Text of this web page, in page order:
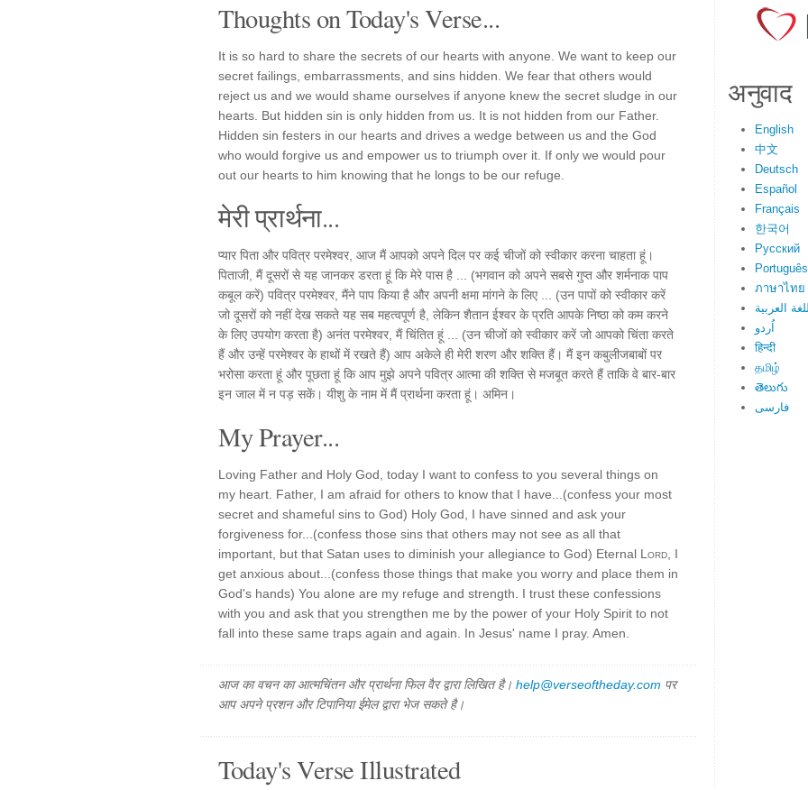
Thoughts on Today's Verse...
It is so hard to share the secrets of our hearts with anyone. We want to keep our
secret failings, embarrassments, and sins hidden. We fear that others would
reject us and we would shame ourselves if anyone knew the secret sludge in our
hearts. But hidden sin is only hidden from us. It is not hidden from our Father.
Hidden sin festers in our hearts and drives a wedge between us and the God
who would forgive us and empower us to triumph over it. If only we would pour
out our hearts to him knowing that he longs to be our refuge.
मेरी प्रार्थना...
प्यार पिता और पवित्र परमेश्वर, आज मैं आपको अपने दिल पर कई चीजों को स्वीकार करना चाहता हूं।
पिताजी, मैं दूसरों से यह जानकर डरता हूं कि मेरे पास है ... (भगवान को अपने सबसे गुप्त और शर्मनाक पाप
कबूल करें) पवित्र परमेश्वर, मैंने पाप किया है और अपनी क्षमा मांगने के लिए ... (उन पापों को स्वीकार करें
जो दूसरों को नहीं देख सकते यह सब महत्वपूर्ण है, लेकिन शैतान ईश्वर के प्रति आपके निष्ठा को कम करने
के लिए उपयोग करता है) अनंत परमेश्वर, मैं चिंतित हूं ... (उन चीजों को स्वीकार करें जो आपको चिंता करते
हैं और उन्हें परमेश्वर के हाथों में रखते हैं) आप अकेले ही मेरी शरण और शक्ति हैं। मैं इन कबुलीजबाबों पर
भरोसा करता हूं और पूछता हूं कि आप मुझे अपने पवित्र आत्मा की शक्ति से मजबूत करते हैं ताकि वे बार-बार
इन जाल में न पड़ सकें। यीशु के नाम में मैं प्रार्थना करता हूं। अमिन।
My Prayer...
Loving Father and Holy God, today I want to confess to you several things on
my heart. Father, I am afraid for others to know that I have...(confess your most
secret and shameful sins to God) Holy God, I have sinned and ask your
forgiveness for...(confess those sins that others may not see as all that
important, but that Satan uses to diminish your allegiance to God) Eternal Lord , I
get anxious about...(confess those things that make you worry and place them in
God's hands) You alone are my refuge and strength. I trust these confessions
with you and ask that you strengthen me by the power of your Holy Spirit to not
fall into these same traps again and again. In Jesus' name I pray. Amen.
आज का वचन का आत्मचिंतन और प्रार्थना फिल वैर द्वारा लिखित है। help@verseoftheday.com पर
आप अपने प्रशन और टिपानिया ईमेल द्वारा भेज सकते है।
Today's Verse Illustrated
अनुवाद
English
中文
Deutsch
Español
Français
한국어
Русский
Português
ภาษาไทย
العربية
اُردو
हिन्दी
தமிழ்
తెలుగు
فارسی